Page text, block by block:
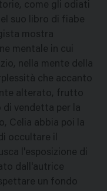
come gli odiati
suo libro di fiabe
mostra
mentale in cui
nella mente della
che accanto
alterato, frutto
di vendetta per la
Celia abbia poi la
occultare il
l'esposizione di
dall'autrice
un fondo